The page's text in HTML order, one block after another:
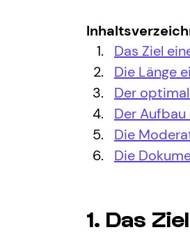
Das Ziel
Die Länge
Der
Der
Die
Die
1. Das